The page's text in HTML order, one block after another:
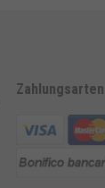
Zahlungsarten